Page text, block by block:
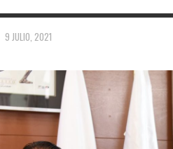
9 JULIO, 2021